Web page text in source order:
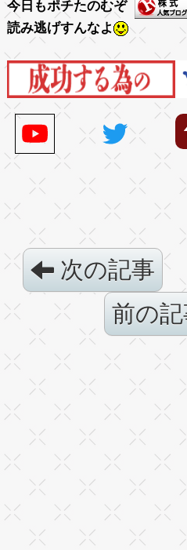
今日もポチたのむぞ
読み逃げすんなよ
次の記事
前の